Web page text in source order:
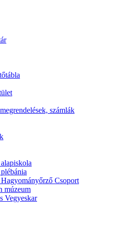
számlák
Csoport
múzeum
Vegyeskar